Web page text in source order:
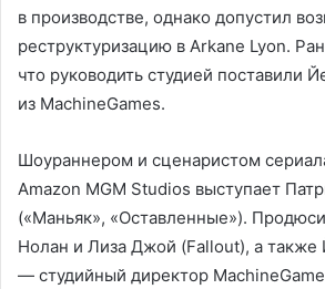
в производстве, однако допустил
реструктуризацию в Arkane Lyon.
что руководить студией поставили
из MachineGames.
Шоураннером и сценаристом
Amazon MGM Studios выступает
(«Маньяк», «Оставленные»).
Нолан и Лиза Джой (Fallout), а также
— студийный директор